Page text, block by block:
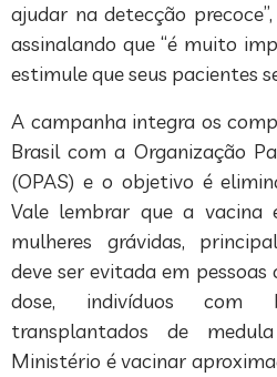
ajudar na detecção
assinalando que “é muito
estimule que seus pacientes
A campanha integra os
Brasil com a Organização
(OPAS) e o objetivo é
Vale lembrar que a vacina
mulheres grávidas,
deve ser evitada em pessoas
dose, indivíduos com
transplantados de
Ministério é vacinar